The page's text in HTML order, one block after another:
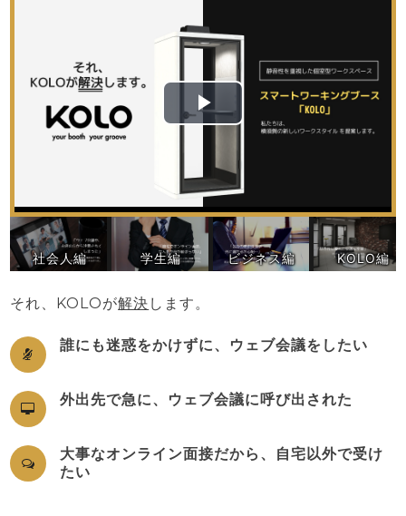
Play
Video
社会人編 学生編 ビジネス編 KOLO編
それ、KOLOが解決 します。

誰にも迷惑をかけずに、ウェブ会議をしたい

外出先で急に、ウェブ会議に呼び出された

大事なオンライン面接だから、自宅以外で受け
たい